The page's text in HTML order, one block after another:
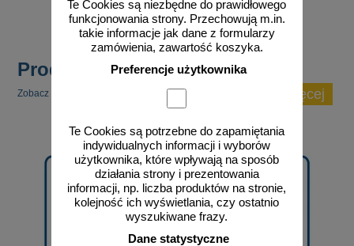
Te Cookies są niezbędne do prawidłowego
funkcjonowania strony. Przechowują m.in.
takie informacje jak dane z formularzy
zamówienia, zawartość koszyka.
Preferencje użytkownika
Te Cookies są potrzebne do zapamiętania
indywidualnych informacji i wyborów
użytkownika, które wpływają na sposób
działania strony i prezentowania
informacji, np. liczba produktów na stronie,
kolejność ich wyświetlania, czy ostatnio
wyszukiwane frazy.
Dane statystyczne
Produkty popularne
Zobacz inne popularne produkty w tej kategorii. zobacz więcej